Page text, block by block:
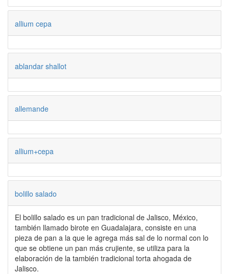
allium cepa
ablandar shallot
allemande
allium+cepa
bolillo salado
El bolillo salado es un pan tradicional de Jalisco, México,
también llamado birote en Guadalajara, consiste en una
pieza de pan a la que le agrega más sal de lo normal con lo
que se obtiene un pan más crujiente, se utiliza para la
elaboración de la también tradicional torta ahogada de
Jalisco.